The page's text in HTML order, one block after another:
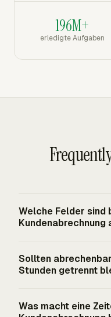
196M+
erledigte Aufgaben
Welche Felder sind
Kunden, das Projekt,
Arbeitsbeschreibung,
wichtig, wenn die
Sollten
Stunden getrennt
Arbeitsstunde oder
Was macht eine